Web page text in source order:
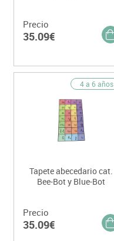
Precio
35.09€
4 a 6 años
Tapete abecedario cat.
Bee-Bot y Blue-Bot
Precio
35.09€